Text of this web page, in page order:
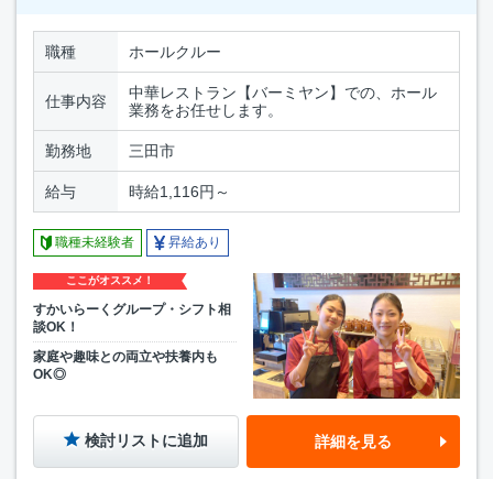
職種 ホールクルー
仕事内容
中華レストラン【バーミヤン】での、ホール
業務をお任せします。
勤務地 三田市
給与 時給1,116円～
職種未経験者 昇給あり
ここがオススメ！
すかいらーくグループ・シフト相
談OK！
家庭や趣味との両立や扶養内も
OK◎
検討リストに追加 詳細を見る